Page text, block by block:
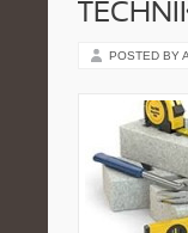
POSTED BY